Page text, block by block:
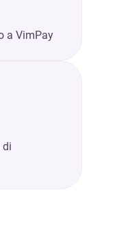
a VimPay
di